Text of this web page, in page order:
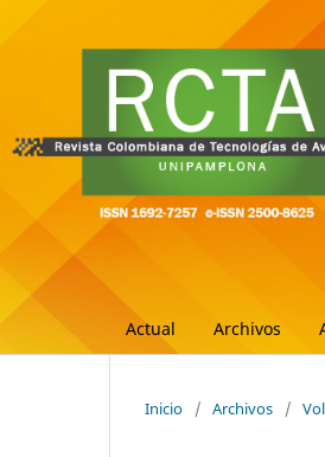
Actual Archivos
Inicio / Archivos /